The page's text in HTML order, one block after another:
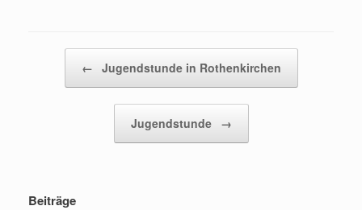
← Jugendstunde in Rothenkirchen
Jugendstunde →
Beiträge